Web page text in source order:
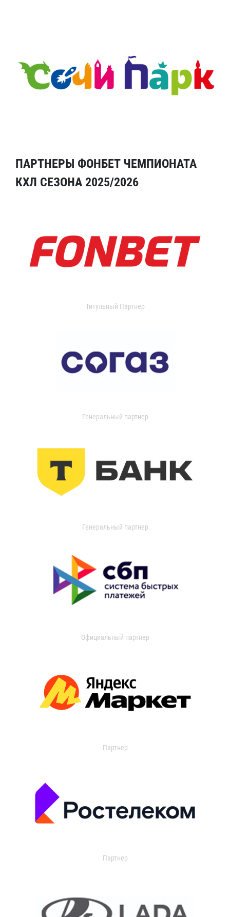
ПАРТНЕРЫ ФОНБЕТ ЧЕМПИОНАТА
КХЛ СЕЗОНА 2025/2026
Титульный Партнер
Генеральный партнер
Генеральный партнер
Официальный партнер
Партнер
Партнер